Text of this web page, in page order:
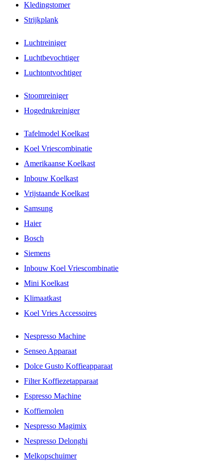
Kledingstomer
Strijkplank
Luchtreiniger
Luchtbevochtiger
Luchtontvochtiger
Stoomreiniger
Hogedrukreiniger
Tafelmodel Koelkast
Koel Vriescombinatie
Amerikaanse Koelkast
Inbouw Koelkast
Vrijstaande Koelkast
Samsung
Haier
Bosch
Siemens
Inbouw Koel Vriescombinatie
Mini Koelkast
Klimaatkast
Koel Vries Accessoires
Nespresso Machine
Senseo Apparaat
Dolce Gusto Koffieapparaat
Filter Koffiezetapparaat
Espresso Machine
Koffiemolen
Nespresso Magimix
Nespresso Delonghi
Melkopschuimer